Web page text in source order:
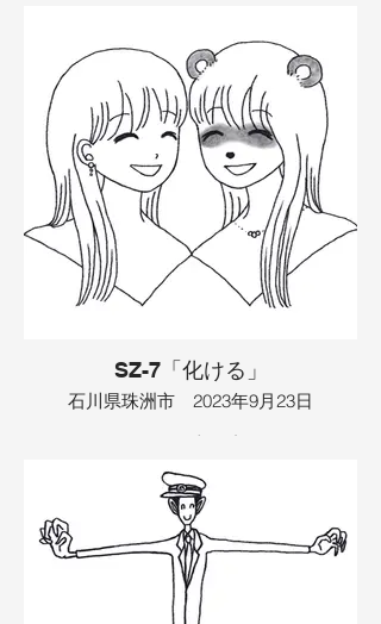
じいさんが日本一綺麗な女性と浮気をし
ていたからでした。おばあさんは腹を立
てましたが、結局は仲直りしました。す
ると、２人は川に流されてしまい、桃を
食べました。そこへ、浮気相手の女の人
が現れ、修羅場になりました。おばあさ
んは刃物を振り回し、危険でした。そこ
へ、空からツルが現れ、刃物をくわえて
どこかへ飛び去って行きました。
イラスト：TAMAYA
SZ-7「化ける」
石川県珠洲市 2023年9月23日
駅に、カラフルな電車が止まっていまし
ていました。女性は駅で自撮りをして遊
んでいると、タヌキが現れ、自分も写真
に入ろうとしました。タヌキは女性そっ
くりの姿に化け、２人は一緒に写真を撮
りました。それをSNSにアップするとバ
ズって、世界中に拡散されました。２人
は有名人になって、テレビにも出演しま